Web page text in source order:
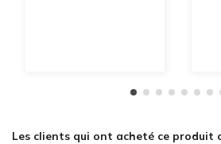
Les clients qui ont acheté ce produit